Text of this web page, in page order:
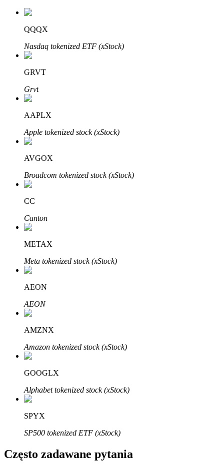
Automatyczna inwestycja
Zdobądź długoterminowy zysk i elastyczne zainteresowania
Bitrue
Bitruści Partnerzy
Afiliaci Bitrue
Aż do 65% prowizji!
QQQX
Nasdaq tokenized ETF (xStock)
GRVT
Grvt
AAPLX
Apple tokenized stock (xStock)
AVGOX
Broadcom tokenized stock (xStock)
CC
Canton
METAX
Meta tokenized stock (xStock)
AEON
AEON
AMZNX
Amazon tokenized stock (xStock)
GOOGLX
Alphabet tokenized stock (xStock)
SPYX
SP500 tokenized ETF (xStock)
Często zadawane pytania